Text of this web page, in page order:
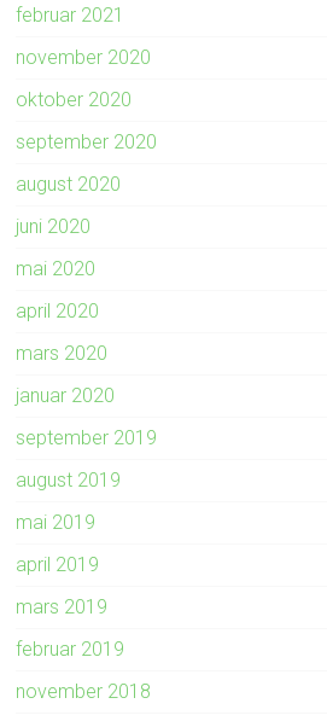
februar 2021
november 2020
oktober 2020
september 2020
august 2020
juni 2020
mai 2020
april 2020
mars 2020
januar 2020
september 2019
august 2019
mai 2019
april 2019
mars 2019
februar 2019
november 2018